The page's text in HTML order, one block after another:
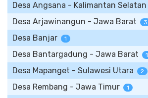
Desa Angsana - Kalimantan Selatan
Desa Arjawinangun - Jawa Barat 3
Desa Banjar 1
Desa Bantargadung - Jawa Barat 1
Desa Mapanget - Sulawesi Utara 2
Desa Rembang - Jawa Timur 1